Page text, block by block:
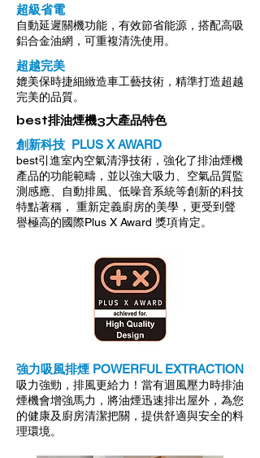
超級省電
​自動延遲關機功能，有效節省能源，搭配高吸
鋁合金油網，可重複清洗使用。
超越完美
​媲美保時捷細緻造車工藝技術，精準打造超越
完美的品質。
best排油煙機3大產品特色
創新科技 PLUS X AWARD
​best引進室內空氣清淨技術，強化了排油煙機
產品的功能範疇，並以強大吸力、空氣品質監
測感應、自動排風、低噪音系統等創新的科技
特點著稱， 重新定義廚房的美學，更受到聲
譽極高的國際Plus X Award 獎項肯定。
強力吸風排煙 POWERFUL EXTRACTION
​吸力強勁，排風更給力！當有迴風壓力時排油
煙機會增強馬力，將油煙迅速排出屋外，為您
的健康及廚房清潔把關，提供舒適與安全的料
理環境。